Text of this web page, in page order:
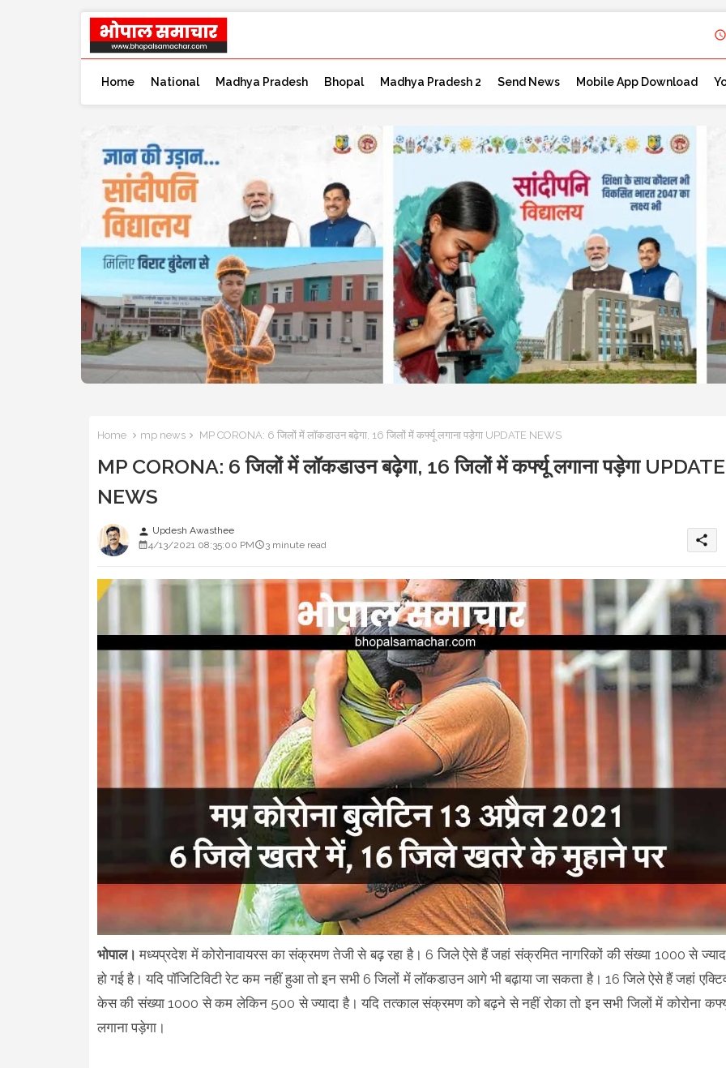
Home National Madhya Pradesh Bhopal Madhya Pradesh 2 Send News Mobile App Download
Home mp news MP CORONA: 6 जिलों में लॉकडाउन बढ़ेगा, 16 जिलों में कर्फ्यू लगाना पड़ेगा UPDATE NEWS
MP CORONA: 6 जिलों में लॉकडाउन बढ़ेगा, 16 जिलों में कर्फ्यू लगाना पड़ेगा UPDATE
NEWS
person Updesh Awasthee
4/13/2021 08:35:00 PM
3 minute read share
भोपाल।मध्यप्रदेश में कोरोनावायरस का संक्रमण तेजी से बढ़ रहा है। 6 जिले ऐसे हैं जहां संक्रमित नागरिकों की संख्या 1000 से
हो गई है। यदि पॉजिटिविटी रेट कम नहीं हुआ तो इन सभी 6 जिलों में लॉकडाउन आगे भी बढ़ाया जा सकता है। 16 जिले ऐसे हैं जहां
केस की संख्या 1000 से कम लेकिन 500 से ज्यादा है। यदि तत्काल संक्रमण को बढ़ने से नहीं रोका तो इन सभी जिलों में कोरोना
लगाना पड़ेगा।